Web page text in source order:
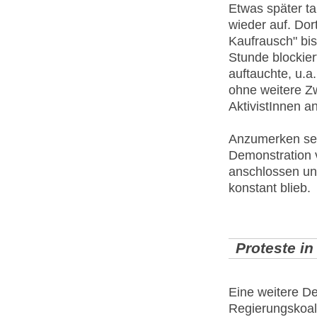
Etwas später
wieder auf.
Kaufrausch"
Stunde
auftauchte,
ohne weitere
AktivistInnen
Anzumerken
Demonstration
anschlossen
konstant blieb.
Proteste
Eine weitere